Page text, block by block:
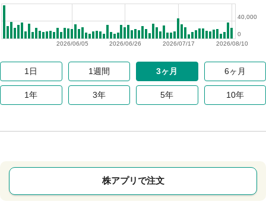
2026/08/10
2026/07/17
2026/06/26
2026/06/05
0
40,000
1日 1週間 3ヶ月 6ヶ月
1年 3年 5年 10年
株アプリで注文